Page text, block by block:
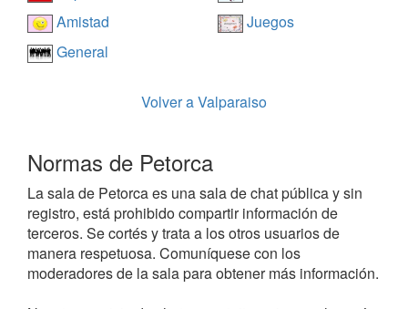
Amistad
Juegos
General
Volver a Valparaiso
Normas de Petorca
La sala de Petorca es una sala de chat pública y sin
registro, está prohibido compartir información de
terceros. Se cortés y trata a los otros usuarios de
manera respetuosa. Comuníquese con los
moderadores de la sala para obtener más información.